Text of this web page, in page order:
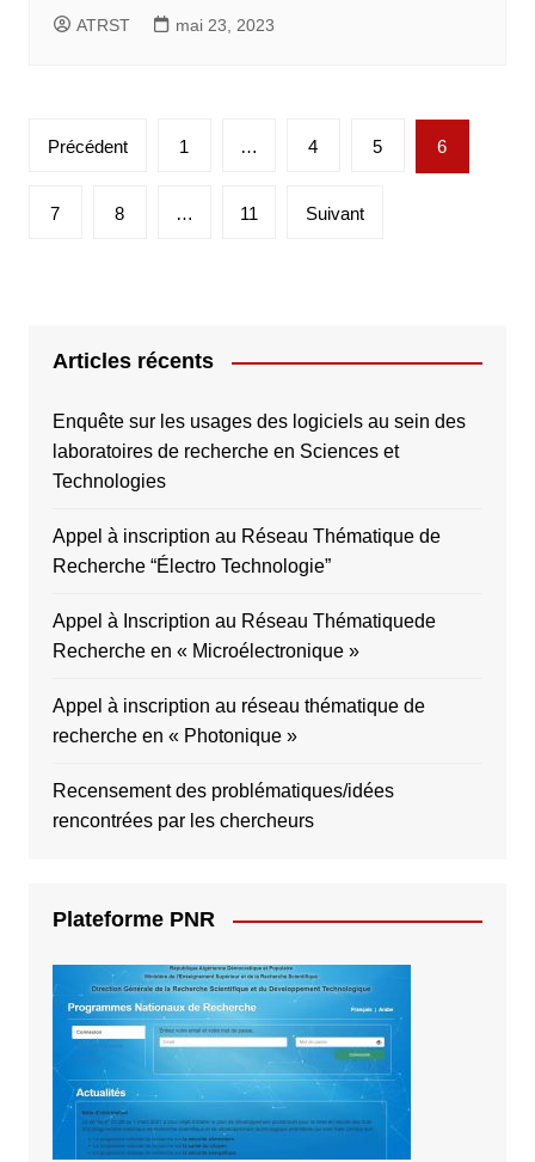
ATRST mai 23, 2023
Pagination
publications
Précédent 1 … 4 5 6
7 8 … 11 Suivant
Articles récents
Enquête sur les usages des logiciels au sein des
laboratoires de recherche en Sciences et
Technologies
Appel à inscription au Réseau Thématique de
Recherche “Électro Technologie”
Appel à Inscription au Réseau Thématiquede
Recherche en « Microélectronique »
Appel à inscription au réseau thématique de
recherche en « Photonique »
Recensement des problématiques/idées
rencontrées par les chercheurs
Plateforme PNR